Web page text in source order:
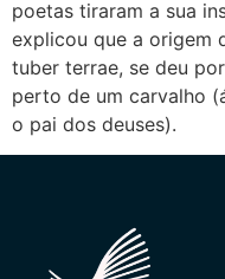
poetas tiraram a sua
explicou que a origem
tuber terrae, se deu
perto de um carvalho
o pai dos deuses).